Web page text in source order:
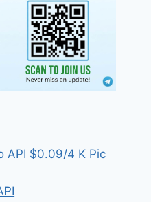
API $0.09/4 K Pic